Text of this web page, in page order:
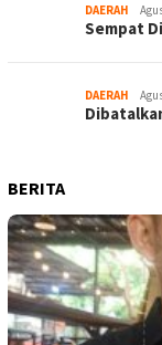
DAERAH
Sempat
DAERAH
BERITA